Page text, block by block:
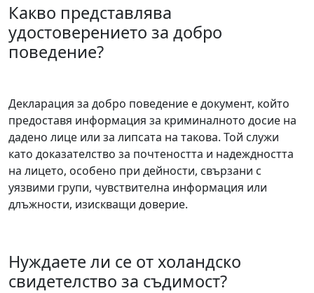
Какво представлява
удостоверението за добро
поведение?
Декларация за добро поведение е документ, който
предоставя информация за криминалното досие на
дадено лице или за липсата на такова. Той служи
като доказателство за почтеността и надеждността
на лицето, особено при дейности, свързани с
уязвими групи, чувствителна информация или
длъжности, изискващи доверие.
Нуждаете ли се от холандско
свидетелство за съдимост?